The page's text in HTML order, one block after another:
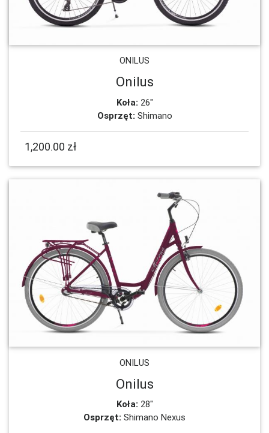
ONILUS
Onilus
Koła: 26"
Osprzęt: Shimano
1,200.00 zł
ONILUS
Onilus
Koła: 28"
Osprzęt: Shimano Nexus